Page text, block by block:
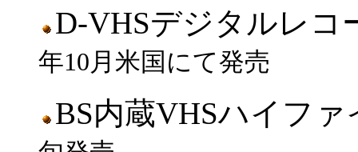
D-VHSデジタルレ
年10月米国にて発売
BS内蔵VHSハイフ